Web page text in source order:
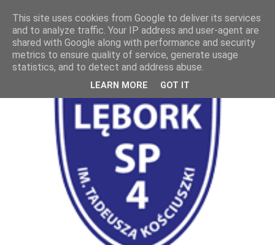
This site uses cookies from Google to deliver its services
and to analyze traffic. Your IP address and user-agent are
shared with Google along with performance and security
metrics to ensure quality of service, generate usage
statistics, and to detect and address abuse.
LEARN MORE GOT IT